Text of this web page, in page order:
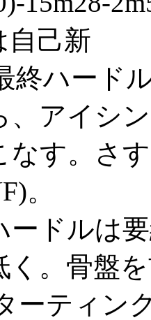
自己新
終ハード
、アイシ
なす。さ
。
ードルは
く。骨盤
ーティン